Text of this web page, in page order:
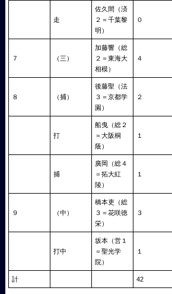
走
佐久間（済
２＝千葉黎
明）
０
７ （三）
加藤響（総
２＝東海大
相模）
４
８ （捕）
後藤聖（法
３＝京都学
園）
２
打
船曳（総２
＝大阪桐
蔭）
１
捕
廣岡（総４
＝拓大紅
陵）
１
９ （中）
橋本吏（総
３＝花咲徳
栄）
３
打中
坂本（営１
＝聖光学
院）
１
計 42